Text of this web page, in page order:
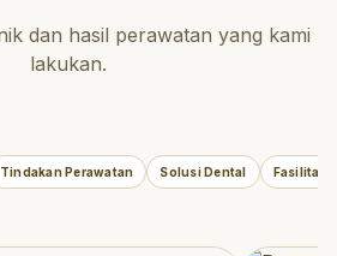
dan hasil perawatan yang kami
lakukan.
Tindakan Perawatan Solusi Dental Fasilitas